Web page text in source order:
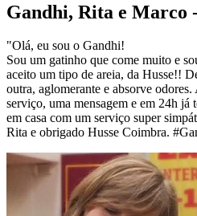
Gandhi, Rita e Marco
"Olá, eu sou o Gandhi!
Sou um gatinho que come muito e
aceito um tipo de areia, da Husse!!
outra, aglomerante e absorve
serviço, uma mensagem e em 24h já
em casa com um serviço super
Rita e obrigado Husse Coimbra.